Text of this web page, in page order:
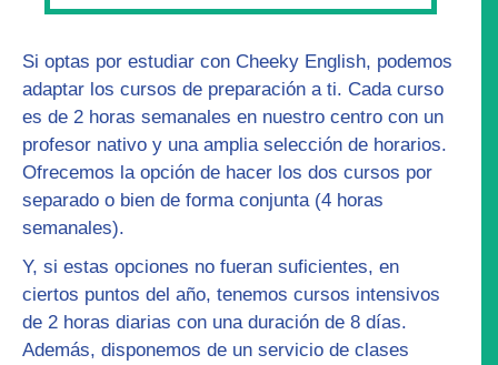
Si optas por estudiar con Cheeky English, podemos
adaptar los cursos de preparación a ti. Cada curso
es de 2 horas semanales en nuestro centro con un
profesor nativo y una amplia selección de horarios.
Ofrecemos la opción de hacer los dos cursos por
separado o bien de forma conjunta (4 horas
semanales).
Y, si estas opciones no fueran suficientes, en
ciertos puntos del año, tenemos cursos intensivos
de 2 horas diarias con una duración de 8 días.
Además, disponemos de un servicio de clases